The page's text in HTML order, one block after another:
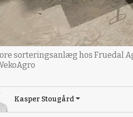
sorteringsanlæg hos Fruedal
Kasper Stougård